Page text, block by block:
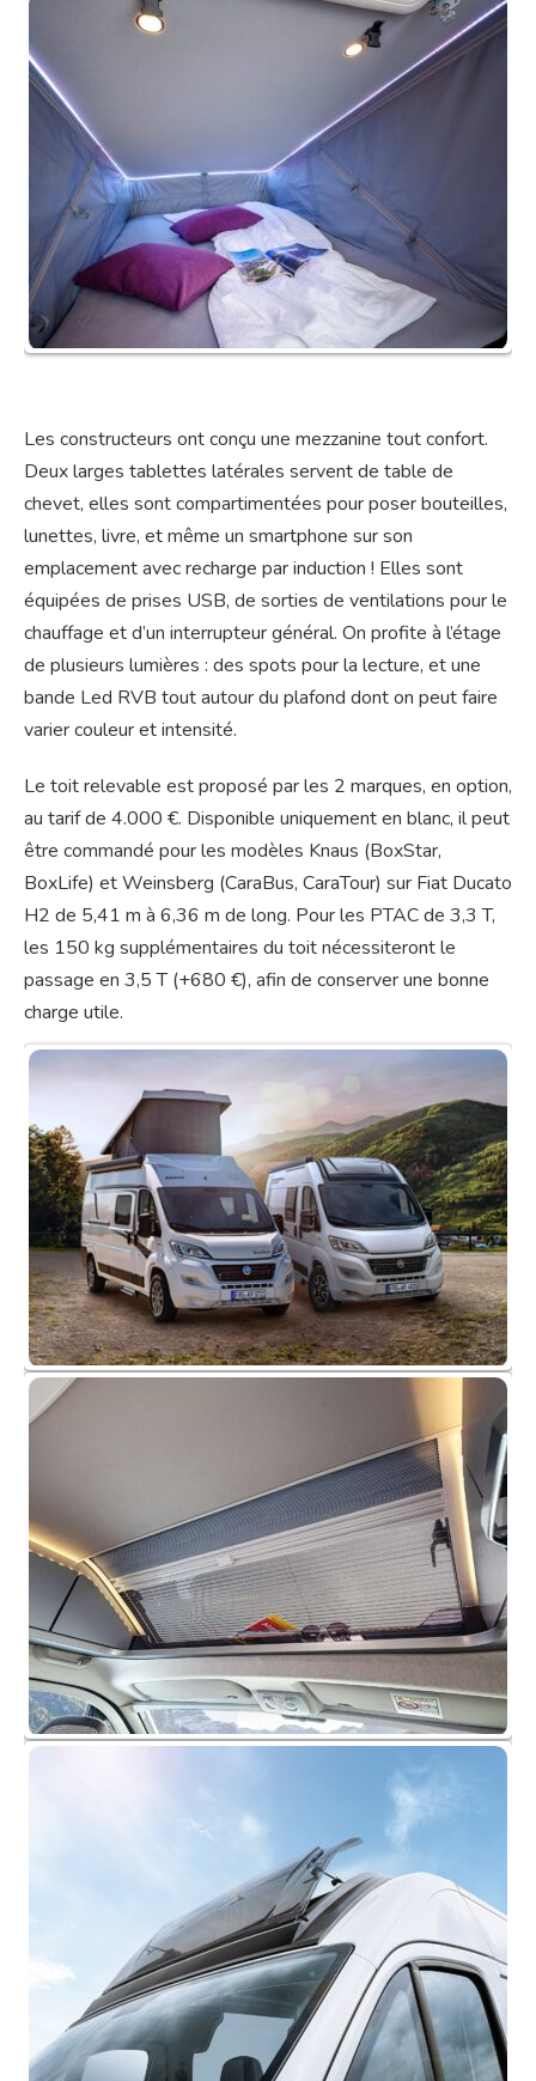
Les constructeurs ont conçu une mezzanine tout confort.
Deux larges tablettes latérales servent de table de
chevet, elles sont compartimentées pour poser bouteilles,
lunettes, livre, et même un smartphone sur son
emplacement avec recharge par induction ! Elles sont
équipées de prises USB, de sorties de ventilations pour le
chauffage et d’un interrupteur général. On profite à l’étage
de plusieurs lumières : des spots pour la lecture, et une
bande Led RVB tout autour du plafond dont on peut faire
varier couleur et intensité.
Le toit relevable est proposé par les 2 marques, en option,
au tarif de 4.000 €. Disponible uniquement en blanc, il peut
être commandé pour les modèles Knaus (BoxStar,
BoxLife) et Weinsberg (CaraBus, CaraTour) sur Fiat Ducato
H2 de 5,41 m à 6,36 m de long. Pour les PTAC de 3,3 T,
les 150 kg supplémentaires du toit nécessiteront le
passage en 3,5 T (+680 €), afin de conserver une bonne
charge utile.